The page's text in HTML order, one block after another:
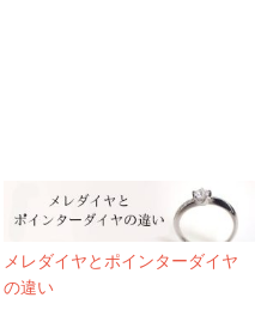
メレダイヤとポインターダイヤ
の違い